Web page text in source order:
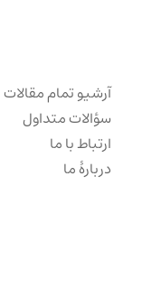
آرشیو تمام مقالات
سؤالات متداول
ارتباط با ما
دربارهٔ ما